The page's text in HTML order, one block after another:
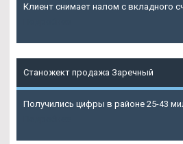
Клиент снимает налом с вкладного
Станожект продажа Заречный
Получились цифры в районе 25-43